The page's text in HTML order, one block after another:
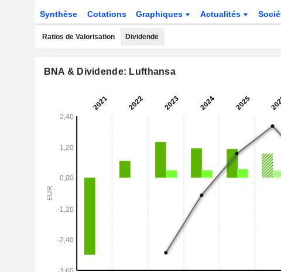
Synthèse Cotations Graphiques Actualités
Ratios de Valorisation Dividende
BNA & Dividende: Lufthansa